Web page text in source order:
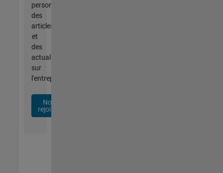
personnalisées,
des
articles
et
des
actualités
sur
l'entreprise.
Nous
rejoindre